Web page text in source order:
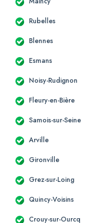
Rubelles
Blennes
Esmans
Noisy-Rudignon
Fleury-en-Bière
Samois-sur-Seine
Arville
Gironville
Grez-sur-Loing
Quincy-Voisins
Crouy-sur-Ourcq